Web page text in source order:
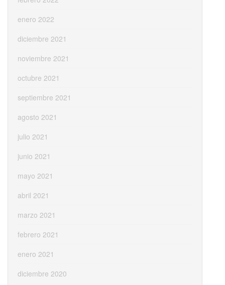
enero 2022
diciembre 2021
noviembre 2021
octubre 2021
septiembre 2021
agosto 2021
julio 2021
junio 2021
mayo 2021
abril 2021
marzo 2021
febrero 2021
enero 2021
diciembre 2020